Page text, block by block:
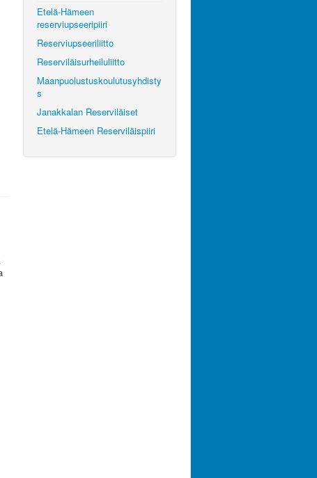
Etelä-Hämeen
reserviupseeripiiri
Reserviupseeriliitto
Reserviläisurheiluliitto
Maanpuolustuskoulutusyhdisty
s
Janakkalan Reserviläiset
Etelä-Hämeen Reserviläispiiri